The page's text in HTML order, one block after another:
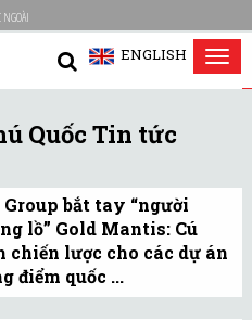
ENGLISH
Quốc Tin tức
Group bắt tay “người
lồ” Gold Mantis: Cú
chiến lược cho các dự án
điểm quốc ...
Group một lần nữa